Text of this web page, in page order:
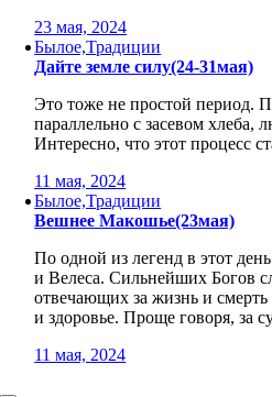
23 мая, 2024
Былое,Традиции
Дайте земле силу(24-31мая)
Это тоже не простой период.
параллельно с засевом хлеба,
Интересно, что этот процесс
11 мая, 2024
Былое,Традиции
Вешнее Макошье(23мая)
По одной из легенд в этот
и Велеса. Сильнейших Богов
отвечающих за жизнь и
и здоровье. Проще говоря, за
11 мая, 2024